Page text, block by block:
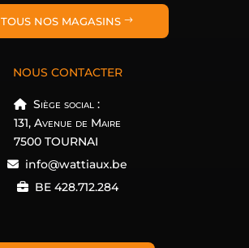
TOUS NOS MAGASINS
NOUS CONTACTER
Siège social :
131, Avenue de Maire
7500 TOURNAI
info@wattiaux.be
BE 428.712.284